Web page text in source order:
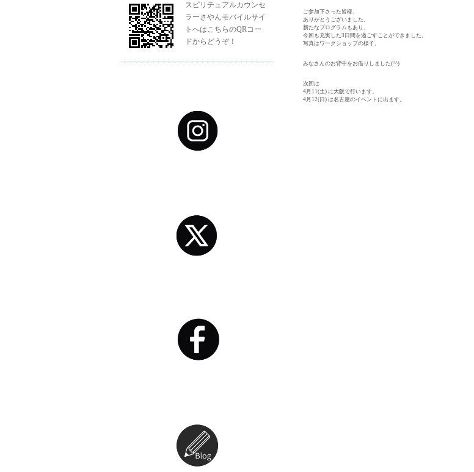
ご参加下さった皆様、
ありがとうございました。
新たなプログラムもあり、
今回も充実した3日間を過ごすことができました。
写真はワークショップの様子。
みなさんのお背中をお借りしました(^^)
次回は
4月11(土) に大阪で行います。
4月12(日) は名古屋のイベントに出ます。
スピリチュアルカウンセ
ラーさやんモバイルサイ
トへはこちらのQRコー
ドからどうぞ！